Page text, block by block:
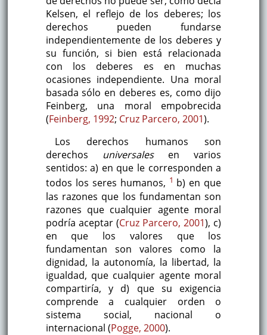
Kelsen, el reflejo de los deberes; los
derechos pueden fundarse
independientemente de los deberes y
su función, si bien está relacionada
con los deberes es en muchas
ocasiones independiente. Una moral
basada sólo en deberes es, como dijo
Feinberg, una moral empobrecida
(Feinberg, 1992; Cruz Parcero, 2001).
Los derechos humanos son
derechos universalesen varios
sentidos: a) en que le corresponden a
todos los seres humanos, 1 b) en que
las razones que los fundamentan son
razones que cualquier agente moral
podría aceptar (Cruz Parcero, 2001), c)
en que los valores que los
fundamentan son valores como la
dignidad, la autonomía, la libertad, la
igualdad, que cualquier agente moral
compartiría, y d) que su exigencia
comprende a cualquier orden o
sistema social, nacional o
internacional (Pogge, 2000).